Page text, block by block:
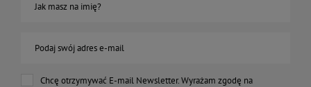
Jak masz na imię?
Podaj swój adres e-mail
Chcę otrzymywać E-mail Newsletter. Wyrażam zgodę na